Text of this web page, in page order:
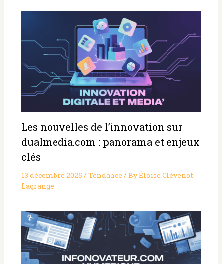
Les nouvelles de l’innovation sur
dualmedia.com : panorama et enjeux
clés
13 décembre 2025 / Tendance / ByÉloïse Clévenot-
Lagrange